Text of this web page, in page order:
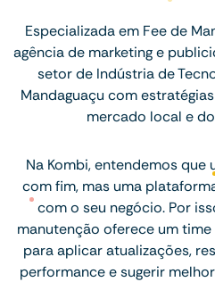
Especializada em Fee de
agência de marketing e
setor de Indústria de
Mandaguaçu com
mercado local e
Na Kombi, entendemos
com fim, mas uma
com o seu negócio. Por
manutenção oferece um
para aplicar atualizações,
performance e sugerir